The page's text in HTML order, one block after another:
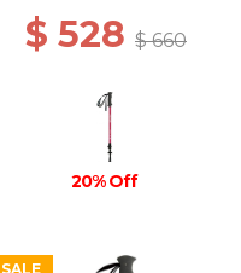
$ 528 $ 660
20% Off
SALE